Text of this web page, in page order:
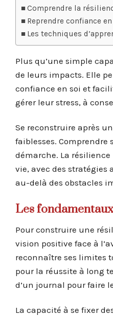
Comprendre la
Reprendre confiance
Les techniques
Plus qu’une simple
de leurs impacts. Elle
confiance en soi et
gérer leur stress, à
Se reconstruire après
faiblesses. Comprendre
démarche. La
vie, avec des stratégies
au-delà des obstacles
Les
Pour construire une
vision positive face à
reconnaître ses limites
pour la réussite à long
d’un journal pour faire
La capacité à se fixer